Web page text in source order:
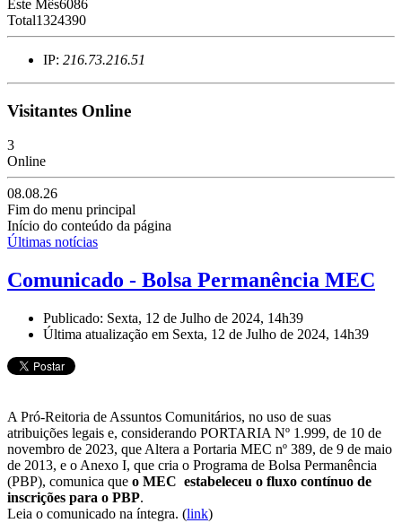
Este Mês6086
Total1324390
IP: 216.73.216.51
Visitantes Online
3
Online
08.08.26
Fim do menu principal
Início do conteúdo da página
Últimas notícias
Comunicado - Bolsa Permanência MEC
Publicado: Sexta, 12 de Julho de 2024, 14h39
Última atualização em Sexta, 12 de Julho de 2024, 14h39
A Pró-Reitoria de Assuntos Comunitários, no uso de suas
atribuições legais e, considerando PORTARIA Nº 1.999, de 10 de
novembro de 2023, que Altera a Portaria MEC nº 389, de 9 de maio
de 2013, e o Anexo I, que cria o Programa de Bolsa Permanência
(PBP), comunica que o MEC estabeleceu o fluxo contínuo de
inscrições para o PBP.
Leia o comunicado na íntegra. (link)